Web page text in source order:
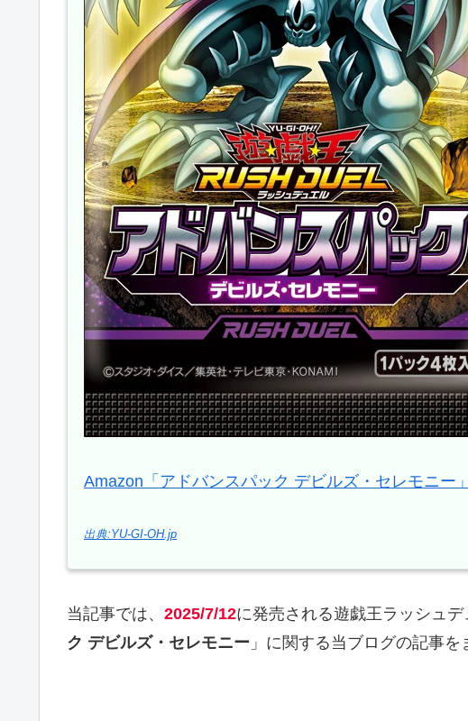
Amazon「アドバンスパック デビルズ・セレモニー」
出典:YU-GI-OH.jp
当記事では、 2025/7/12に発売される遊戯王ラッシュ
ク デビルズ・セレモニー 」に関する当ブログの記事を